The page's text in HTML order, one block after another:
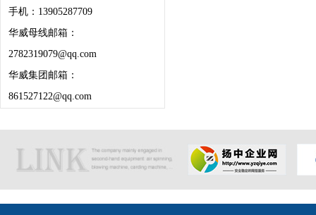
手机：13905287709
华威母线邮箱：
2782319079@qq.com
华威集团邮箱：
861527122@qq.com